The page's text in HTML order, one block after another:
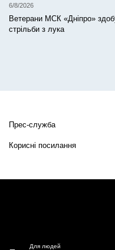
6/8/2026
Ветерани МСК «Дніпро»
стрільби з лука
Прес-служба
Корисні посилання
Для людей